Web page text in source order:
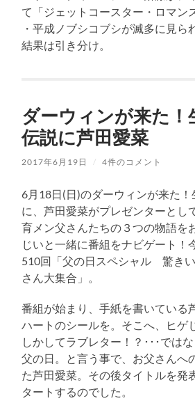
て「ジェットコースター・ロマン
・平成ノブシコブシが滅多に見ら
結果は引き分け。
ダーウィンが来た！
伝説に芦田愛菜
2017年6月19日 / 4件のコメント
6月18日(日)のダーウィンが来た！
に、芦田愛菜がプレゼンターとし
育メン父さんたちの３つの物語を
じいと一緒に番組をナビゲート！
510回「父の日スペシャル 驚き
さん大集合」。
番組が始まり、手紙を書いている
ハートのシールを。そこへ、ヒゲ
しかしてラブレター！？･･･では
父の日。と言う事で、お父さんへ
た芦田愛菜。その後タイトルを発
タートするのでした。